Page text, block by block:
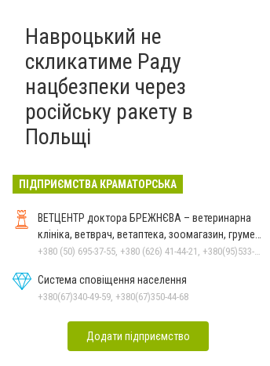
Навроцький не
скликатиме Раду
нацбезпеки через
російську ракету в
Польщі
ПІДПРИЄМСТВА КРАМАТОРСЬКА
ВЕТЦЕНТР доктора БРЕЖНЄВА – ветеринарна
клініка, ветврач, ветаптека, зоомагазин, грумер,
стрижки.
+380 (50) 695-37-55, +380 (626) 41-44-21, +380(95)533-90-03
Система сповіщення населення
+380(67)340-49-59, +380(67)350-44-68
Додати підприємство